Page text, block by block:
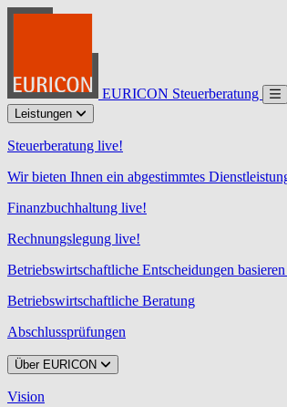
EURICON Steuerberatung
Leistungen
Steuerberatung live!
Wir bieten Ihnen ein abgestimmtes
Finanzbuchhaltung live!
Rechnungslegung live!
Betriebswirtschaftliche Entscheidungen
Betriebswirtschaftliche Beratung
Abschlussprüfungen
Über EURICON
Vision